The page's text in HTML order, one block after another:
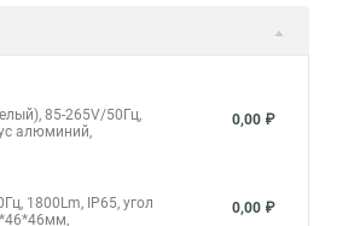
85-265V/50Гц,
алюминий,
0,00 ₽
1800Lm, IP65, угол
0,00 ₽